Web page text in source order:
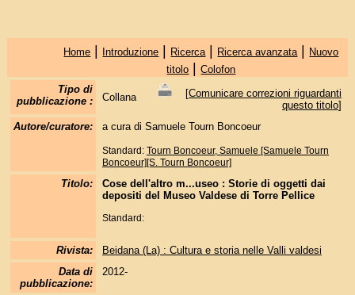
Home | Introduzione | Ricerca | Ricerca avanzata | Nuovo
titolo |Colofon
Tipo di
pubblicazione :
Collana [Comunicare correzioni riguardanti
questo titolo]
Autore/curatore:
a cura di Samuele Tourn Boncoeur
Standard: Tourn Boncoeur, Samuele [Samuele Tourn
Boncoeur][S. Tourn Boncoeur]
Titolo:
Cose dell'altro m...useo : Storie di oggetti dai
depositi del Museo Valdese di Torre Pellice
Standard:
Rivista:
Beidana (La) : Cultura e storia nelle Valli valdesi
Data di
pubblicazione:
2012-